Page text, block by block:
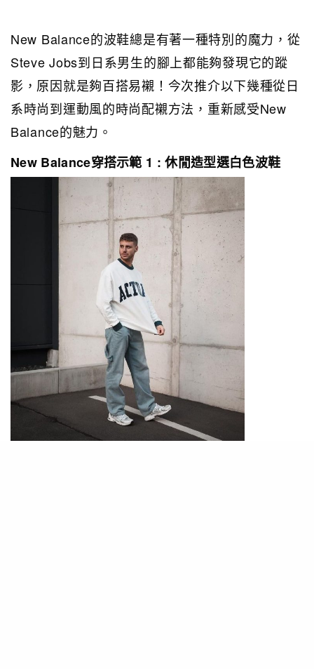
New Balance的波鞋總是有著一種特別的魔力，從
Steve Jobs到日系男生的腳上都能夠發現它的蹤
影，原因就是夠百搭易襯！今次推介以下幾種從日
系時尚到運動風的時尚配襯方法，重新感受New
Balance的魅力。
New Balance穿搭示範 1 : 休閒造型選白色波鞋